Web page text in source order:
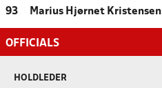
93 Marius Hjørnet Kristensen
OFFICIALS
HOLDLEDER